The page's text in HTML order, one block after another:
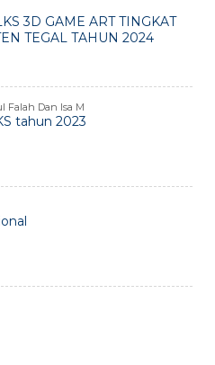
3D GAME ART TINGKAT
TEGAL TAHUN 2024
Falah Dan Isa M
tahun 2023